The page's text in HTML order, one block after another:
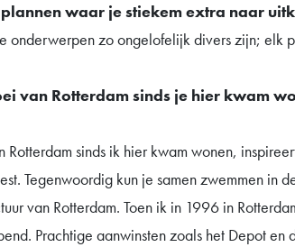
waar je stiekem extra naar
onderwerpen zo ongelofelijk divers zijn; elk
van Rotterdam sinds je hier kwam
sinds ik hier kwam wonen,
Tegenwoordig kun je samen zwemmen in
van Rotterdam. Toen ik in 1996 in
Prachtige aanwinsten zoals het Depot